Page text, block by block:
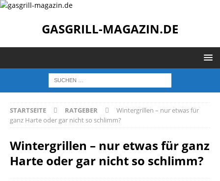
GASGRILL-MAGAZIN.DE
STARTSEITE RATGEBER
Wintergrillen – nur etwas für
ganz Harte oder gar nicht so schlimm?
Wintergrillen – nur etwas für ganz
Harte oder gar nicht so schlimm?